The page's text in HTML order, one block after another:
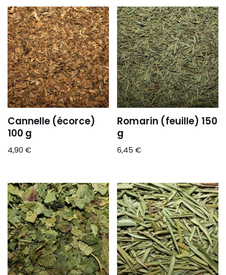
Cannelle (écorce)
100 g
4,90 €
Romarin (feuille) 150
g
6,45€